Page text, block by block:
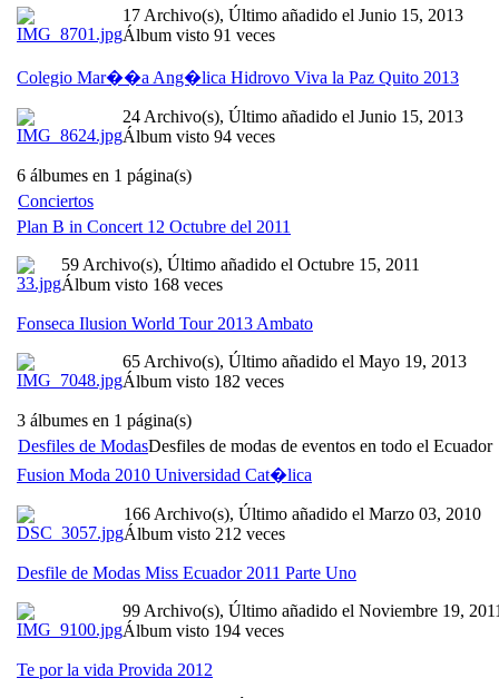
17 Archivo(s), Último añadido el Junio 15, 2013
Álbum visto 91 veces
Colegio Mar��a Ang�lica Hidrovo Viva la Paz Quito 2013
24 Archivo(s), Último añadido el Junio 15, 2013
Álbum visto 94 veces
6 álbumes en 1 página(s)
Conciertos
Plan B in Concert 12 Octubre del 2011
59 Archivo(s), Último añadido el Octubre 15, 2011
Álbum visto 168 veces
Fonseca Ilusion World Tour 2013 Ambato
65 Archivo(s), Último añadido el Mayo 19, 2013
Álbum visto 182 veces
3 álbumes en 1 página(s)
Desfiles de ModasDesfiles de modas de eventos en todo el Ecuador
Fusion Moda 2010 Universidad Cat�lica
166 Archivo(s), Último añadido el Marzo 03, 2010
Álbum visto 212 veces
Desfile de Modas Miss Ecuador 2011 Parte Uno
99 Archivo(s), Último añadido el Noviembre 19,
Álbum visto 194 veces
Te por la vida Provida 2012